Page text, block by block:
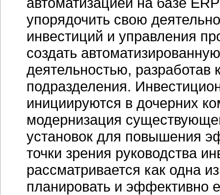
упорядочить свою
инвестиций и управления
создать
деятельностью, разработав
подразделения.
инициируются в дочерних
модернизация
установок для повышения
точки зрения руководства
рассматривается как одна
планировать и эффективно